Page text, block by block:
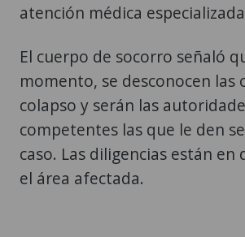
atención médica
El cuerpo de socorro señaló
momento, se desconocen las
colapso y serán las
competentes las que le den
caso. Las diligencias están en
el área afectada.